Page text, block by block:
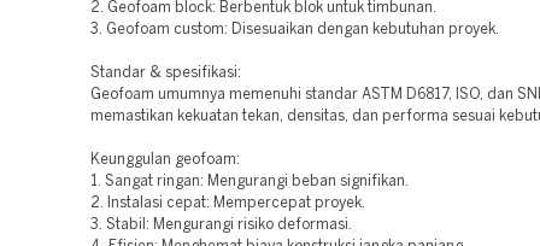
2. Geofoam block: Berbentuk blok untuk timbunan.
3. Geofoam custom: Disesuaikan dengan kebutuhan proyek.
Standar & spesifikasi:
Geofoam umumnya memenuhi standar ASTM D6817, ISO, dan
memastikan kekuatan tekan, densitas, dan performa sesuai
Keunggulan geofoam:
1. Sangat ringan: Mengurangi beban signifikan.
2. Instalasi cepat: Mempercepat proyek.
3. Stabil: Mengurangi risiko deformasi.